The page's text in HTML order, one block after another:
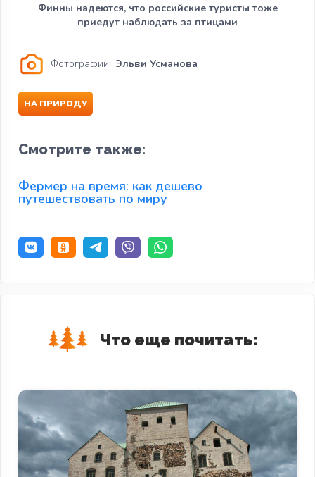
Финны надеются, что российские туристы тоже
приедут наблюдать за птицами
Фотографии: Эльви Усманова
НА ПРИРОДУ
Смотрите также:
Фермер на время: как дешево
путешествовать по миру
Что еще почитать: